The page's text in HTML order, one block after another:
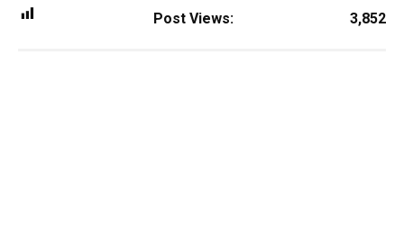
Post Views: 3,852